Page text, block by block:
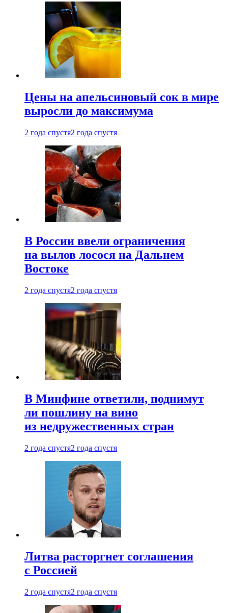
Цены на апельсиновый сок в мире
выросли до максимума
2 года спустя2 года спустя
В России ввели ограничения
на вылов лосося на Дальнем
Востоке
2 года спустя2 года спустя
В Минфине ответили, поднимут
ли пошлину на вино
из недружественных стран
2 года спустя2 года спустя
Литва расторгнет соглашения
с Россией
2 года спустя2 года спустя